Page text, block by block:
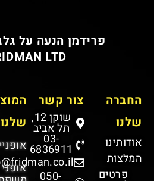
פרידמן הנעה על
LTD
החברה
שלנו
אודותינו
המלצות
פרטים
צור קשר
שוקן 12,
תל אביב
03-
6836911
050-
שלנו
אופני